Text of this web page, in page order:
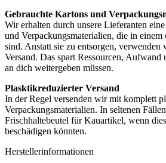
Gebrauchte Kartons und
Wir erhalten durch unsere Lieferanten
und Verpackungsmaterialien, die in
sind. Anstatt sie zu entsorgen, verwenden
Versand. Das spart Ressourcen,
an dich weitergeben müssen.
Plasktikreduzierter Versand
In der Regel versenden wir mit komplett
Verpackungsmaterialien. In seltenen
Frischhaltebeutel für Kauartikel, wenn
beschädigen könnten.
Herstellerinformationen